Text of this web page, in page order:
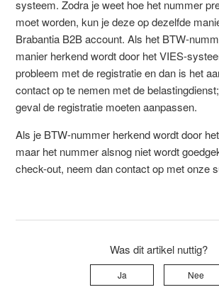
systeem. Zodra je weet hoe het nummer
moet worden, kun je deze op dezelfde
Brabantia B2B account. Als het BTW-
manier herkend wordt door het VIES-
probleem met de registratie en dan is het
contact op te nemen met de
geval de registratie moeten aanpassen.
Als je BTW-nummer herkend wordt door
maar het nummer alsnog niet wordt
check-out, neem dan contact op met onze
Was dit artikel nuttig?
Ja Nee